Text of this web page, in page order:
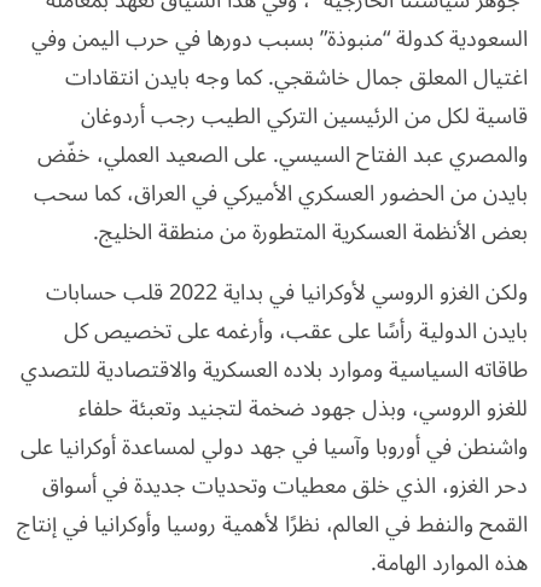
السعودية كدولة “منبوذة” بسبب دورها في حرب اليمن وفي
اغتيال المعلق جمال خاشقجي. كما وجه بايدن انتقادات
قاسية لكل من الرئيسين التركي الطيب رجب أردوغان
والمصري عبد الفتاح السيسي. على الصعيد العملي، خفّض
بايدن من الحضور العسكري الأميركي في العراق، كما سحب
بعض الأنظمة العسكرية المتطورة من منطقة الخليج.
ولكن الغزو الروسي لأوكرانيا في بداية 2022 قلب حسابات
بايدن الدولية رأسًا على عقب، وأرغمه على تخصيص كل
طاقاته السياسية وموارد بلاده العسكرية والاقتصادية للتصدي
للغزو الروسي، وبذل جهود ضخمة لتجنيد وتعبئة حلفاء
واشنطن في أوروبا وآسيا في جهد دولي لمساعدة أوكرانيا على
دحر الغزو، الذي خلق معطيات وتحديات جديدة في أسواق
القمح والنفط في العالم، نظرًا لأهمية روسيا وأوكرانيا في إنتاج
هذه الموارد الهامة.